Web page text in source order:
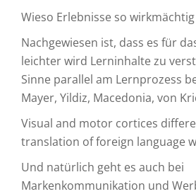
Wieso Erlebnisse so
Nachgewiesen ist, dass es für
leichter wird Lerninhalte zu
Sinne parallel am Lernprozess
Mayer, Yildiz, Macedonia, von
Visual and motor cortices
translation of foreign language
Und natürlich geht es auch bei
Markenkommunikation und